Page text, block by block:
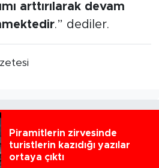
arttırılarak devam
.” dediler.
Piramitlerin zirvesinde
turistlerin kazıdığı yazılar
ortaya çıktı